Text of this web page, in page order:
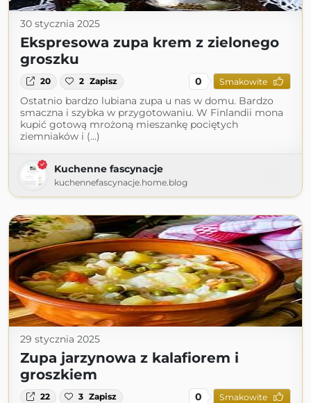
30 stycznia 2025
Ekspresowa zupa krem z zielonego
groszku
20 2 Zapisz 0 Smakowite
Ostatnio bardzo lubiana zupa u nas w domu. Bardzo
smaczna i szybka w przygotowaniu. W Finlandii mona
kupić gotową mrożoną mieszankę pociętych
ziemniaków i (...)
Kuchenne fascynacje
kuchennefascynacje.home.blog
29 stycznia 2025
Zupa jarzynowa z kalafiorem i
groszkiem
22 3 Zapisz 0 Smakowite